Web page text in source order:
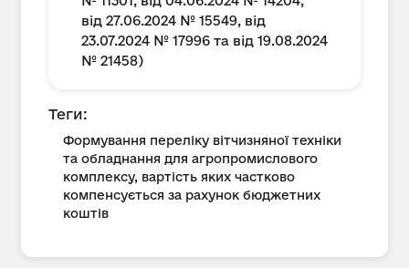
від 27.06.2024 № 15549, від
23.07.2024 № 17996 та від 19.08.2024
№ 21458)
Теги:
Формування переліку вітчизняної техніки
та обладнання для агропромислового
комплексу, вартість яких частково
компенсується за рахунок бюджетних
коштів